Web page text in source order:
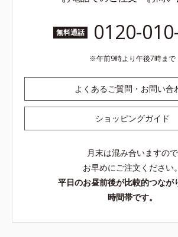
無料通話 0120-
午前9時より午後7時まで
よくあるご質問・お問い合
ショッピングガイド
月末は混み合いますので
お早めにご注文ください。
平日のお昼前後が比較的つなが
時間帯です。